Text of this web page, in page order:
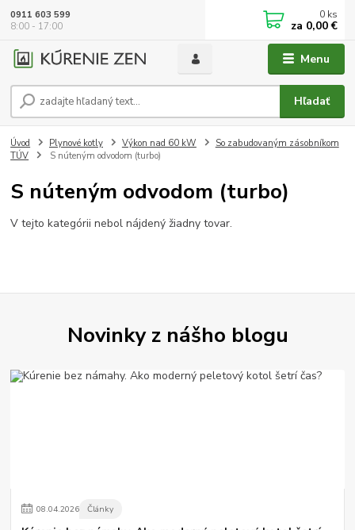
Menu
Hľadať
0911 603 599
8:00 - 17:00
0 ks
za 0,00 €
Úvod Plynové kotly Výkon nad 60 kW
So zabudovaným zásobníkom
TÚV
S núteným odvodom (turbo)
S núteným odvodom (turbo)
V tejto kategórii nebol nájdený žiadny tovar.
Novinky z nášho blogu
08.04.2026 Články